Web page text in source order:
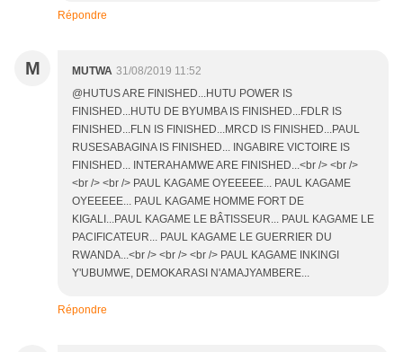
Répondre
M MUTWA 31/08/2019 11:52
@HUTUS ARE FINISHED...HUTU POWER IS
FINISHED...HUTU DE BYUMBA IS FINISHED...FDLR IS
FINISHED...FLN IS FINISHED...MRCD IS FINISHED...PAUL
RUSESABAGINA IS FINISHED... INGABIRE VICTOIRE IS
FINISHED... INTERAHAMWE ARE FINISHED...<br /> <br />
<br /> <br /> PAUL KAGAME OYEEEEE... PAUL KAGAME
OYEEEEE... PAUL KAGAME HOMME FORT DE
KIGALI...PAUL KAGAME LE BÂTISSEUR... PAUL KAGAME LE
PACIFICATEUR... PAUL KAGAME LE GUERRIER DU
RWANDA...<br /> <br /> <br /> PAUL KAGAME INKINGI
Y'UBUMWE, DEMOKARASI N'AMAJYAMBERE...
Répondre